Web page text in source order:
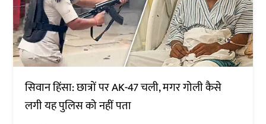
सिवान हिंसा: छात्रों पर AK-47 चली, मगर गोली कैसे
लगी यह पुलिस को नहीं पता